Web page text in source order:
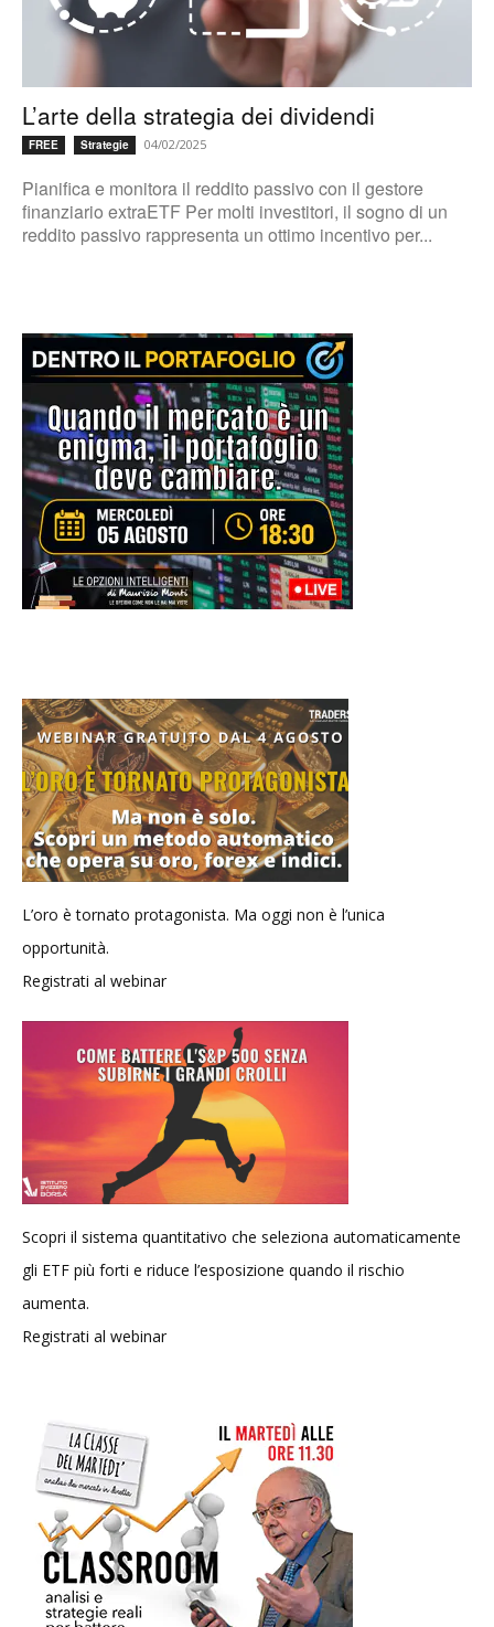
L’arte della strategia dei dividendi
FREE Strategie 04/02/2025
Pianifica e monitora il reddito passivo con il gestore
finanziario extraETF Per molti investitori, il sogno di un
reddito passivo rappresenta un ottimo incentivo per...
L’oro è tornato protagonista. Ma oggi non è l’unica
opportunità.
Registrati al webinar
Scopri il sistema quantitativo che seleziona automaticamente
gli ETF più forti e riduce l’esposizione quando il rischio
aumenta.
Registrati al webinar